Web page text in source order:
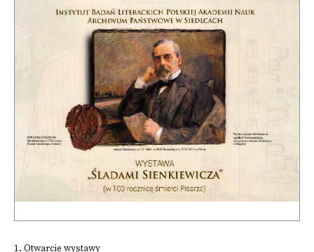
1. Otwarcie wystawy